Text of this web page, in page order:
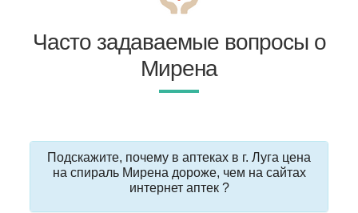
Часто задаваемые вопросы о
Мирена
Подскажите, почему в аптеках в г. Луга цена
на спираль Мирена дороже, чем на сайтах
интернет аптек ?